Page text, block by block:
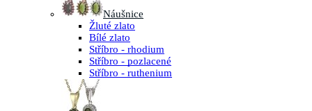
Náušnice
Žluté zlato
Bílé zlato
Stříbro - rhodium
Stříbro - pozlacené
Stříbro - ruthenium